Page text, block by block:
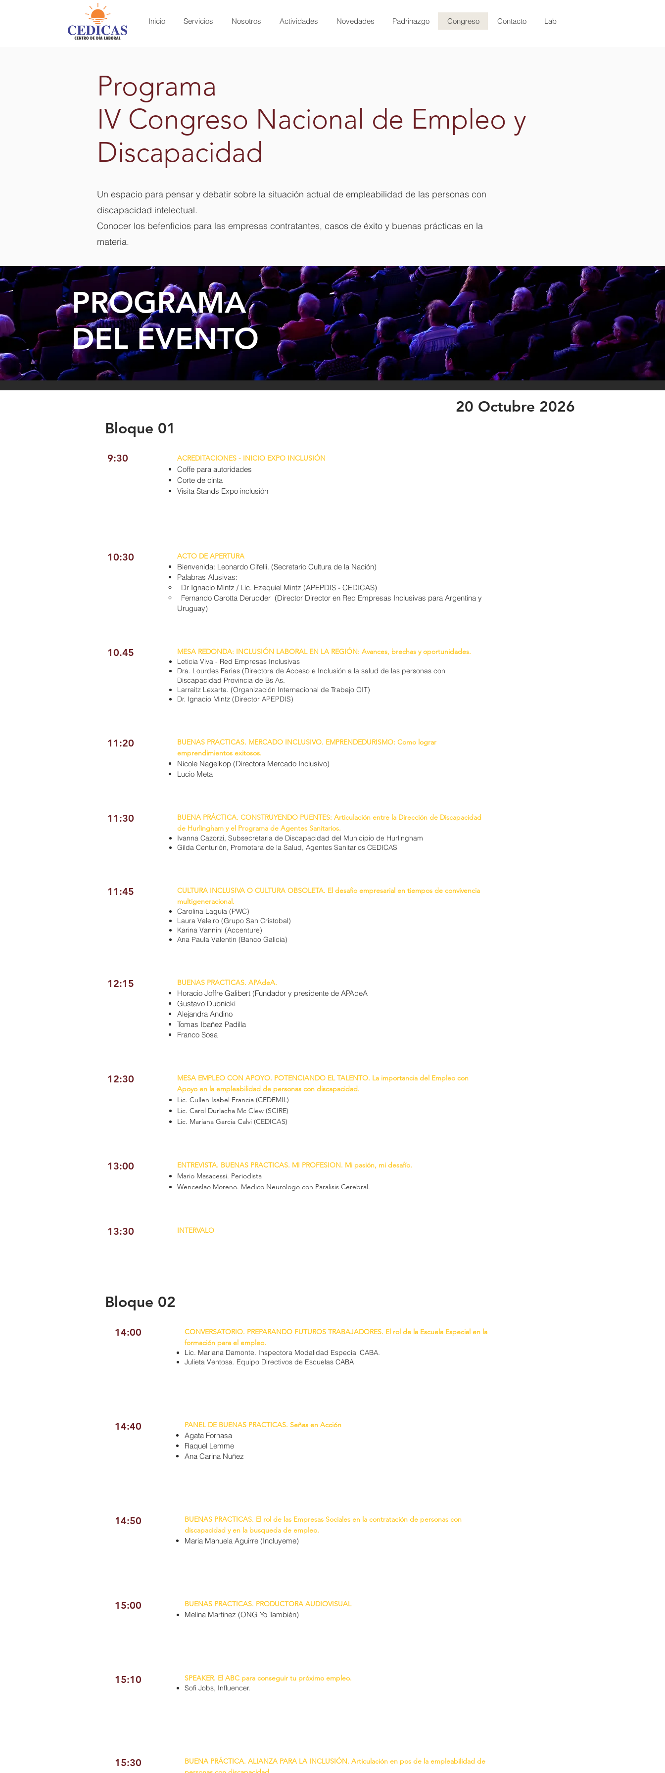
Inicio Servicios Nosotros Actividades Novedades Padrinazgo Congreso Contacto Lab
Programa
IV Congreso Nacional de Empleo y
Discapacidad
Un espacio para pensar y debatir sobre la situación actual de empleabilidad de las personas con
discapacidad intelectual.
Conocer los befenficios para las empresas contratantes, casos de éxito y buenas prácticas en la
materia.
PROGRAMA
DEL EVENTO
20 Octubre 2026
Bloque 01
9:30 ACREDITACIONES - INICIO EXPO INCLUSIÓN
Coffe para autoridades
Corte de cinta
Visita Stands Expo inclusión
10:30 ACTO DE APERTURA
Bienvenida: Leonardo Cifelli. (Secretario Cultura de la Nación)
Palabras Alusivas:
Dr Ignacio Mintz / Lic. Ezequiel Mintz (APEPDIS - CEDICAS)
Fernando Carotta Derudder (Director Director en Red Empresas Inclusivas para Argentina y
Uruguay)
10.45
MESA REDONDA: INCLUSIÓN LABORAL EN LA REGIÓN: Avances, brechas y oportunidades.
Leticia Viva - Red Empresas Inclusivas
Dra. Lourdes Farias (Directora de Acceso e Inclusión a la salud de las personas con
Discapacidad Provincia de Bs As.
Larraitz Lexarta. (Organización Internacional de Trabajo OIT)
Dr. Ignacio Mintz (Director APEPDIS)
11:20
BUENAS PRACTICAS. MERCADO INCLUSIVO. EMPRENDEDURISMO: Como lograr
emprendimientos exitosos.
Nicole Nagelkop (Directora Mercado Inclusivo)
Lucio Meta
11:30
BUENA PRÁCTICA. CONSTRUYENDO PUENTES: Articulación entre la Dirección de Discapacidad
de Hurlingham y el Programa de Agentes Sanitarios.
Ivanna Cazorzi, Subsecretaria de Discapacidad del Municipio de Hurlingham
Gilda Centurión, Promotara de la Salud, Agentes Sanitarios CEDICAS
11:45
CULTURA INCLUSIVA O CULTURA OBSOLETA. El desafio empresarial en tiempos de convivencia
multigeneracional.
Carolina Laguía (PWC)
Laura Valeiro (Grupo San Cristobal)
Karina Vannini (Accenture)
Ana Paula Valentin (Banco Galicia)
12:15 BUENAS PRACTICAS. APAdeA.
Horacio Joffre Galibert (Fundador y presidente de APAdeA
Gustavo Dubnicki
Alejandra Andino
Tomas Ibañez Padilla
Franco Sosa
12:30
MESA EMPLEO CON APOYO. POTENCIANDO EL TALENTO. La importancia del Empleo con
Apoyo en la empleabilidad de personas con discapacidad.
Lic. Cullen Isabel Francia (CEDEMIL)
Lic. Carol Durlacha Mc Clew (SCIRE)
Lic. Mariana Garcia Calvi (CEDICAS)
13:00
ENTREVISTA. BUENAS PRACTICAS. MI PROFESION. Mi pasión, mi desafío.
Mario Masacessi. Periodista
Wenceslao Moreno. Medico Neurologo con Paralisis Cerebral.
13:30 INTERVALO
Bloque 02
14:00
CONVERSATORIO. PREPARANDO FUTUROS TRABAJADORES. El rol de la Escuela Especial en la
formación para el empleo.
Lic. Mariana Damonte. Inspectora Modalidad Especial CABA.
Julieta Ventosa. Equipo Directivos de Escuelas CABA
14:40 PANEL DE BUENAS PRACTICAS. Señas en Acción
Agata Fornasa
Raquel Lemme
Ana Carina Nuñez
14:50
BUENAS PRACTICAS. El rol de las Empresas Sociales en la contratación de personas con
discapacidad y en la busqueda de empleo.
Maria Manuela Aguirre (Incluyeme)
15:00 BUENAS PRACTICAS. PRODUCTORA AUDIOVISUAL
Melina Martinez (ONG Yo También)
15:10
SPEAKER. El ABC para conseguir tu próximo empleo.
Sofi Jobs, Influencer.
15:30
BUENA PRÁCTICA. ALIANZA PARA LA INCLUSIÓN. Articulación en pos de la empleabilidad de